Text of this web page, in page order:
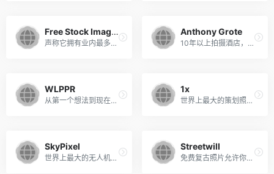
Free Stock Images
声称它拥有业内最多样化的照片图库，这也许是事实
Anthony Grote
10年以上拍摄酒店，旅馆和度假村的经验
WLPPR
从第一个想法到现在，我们星球上最有趣的地方的原始集合。
1x
世界上最大的策划照片库在线
SkyPixel
世界上最大的无人机和航空照片和视频共享平台
Streetwill
免费复古照片允许你任何方式使用